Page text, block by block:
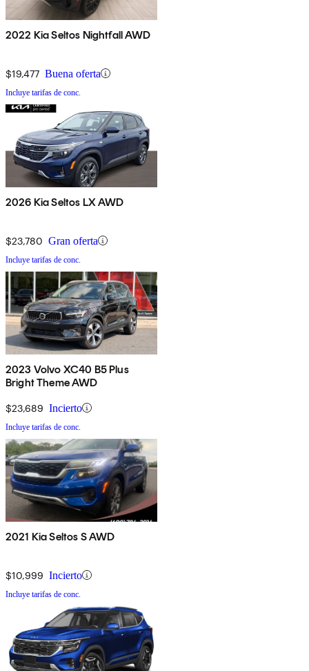
2022 Kia Seltos Nightfall AWD
$19,477 Buena oferta
Incluye tarifas de conc.
2026 Kia Seltos LX AWD
$23,780 Gran oferta
Incluye tarifas de conc.
2023 Volvo XC40 B5 Plus
Bright Theme AWD
$23,689 Incierto
Incluye tarifas de conc.
2021 Kia Seltos S AWD
$10,999 Incierto
Incluye tarifas de conc.